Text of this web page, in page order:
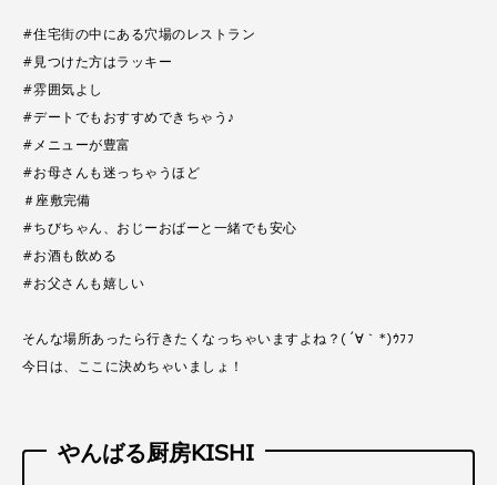
#住宅街の中にある穴場のレストラン
#見つけた方はラッキー
#雰囲気よし
#デートでもおすすめできちゃう♪
#メニューが豊富
#お母さんも迷っちゃうほど
＃座敷完備
#ちびちゃん、おじーおばーと一緒でも安心
#お酒も飲める
#お父さんも嬉しい
そんな場所あったら行きたくなっちゃいますよね？(´∀｀*)ｳﾌﾌ
今日は、ここに決めちゃいましょ！
やんばる厨房KISHI